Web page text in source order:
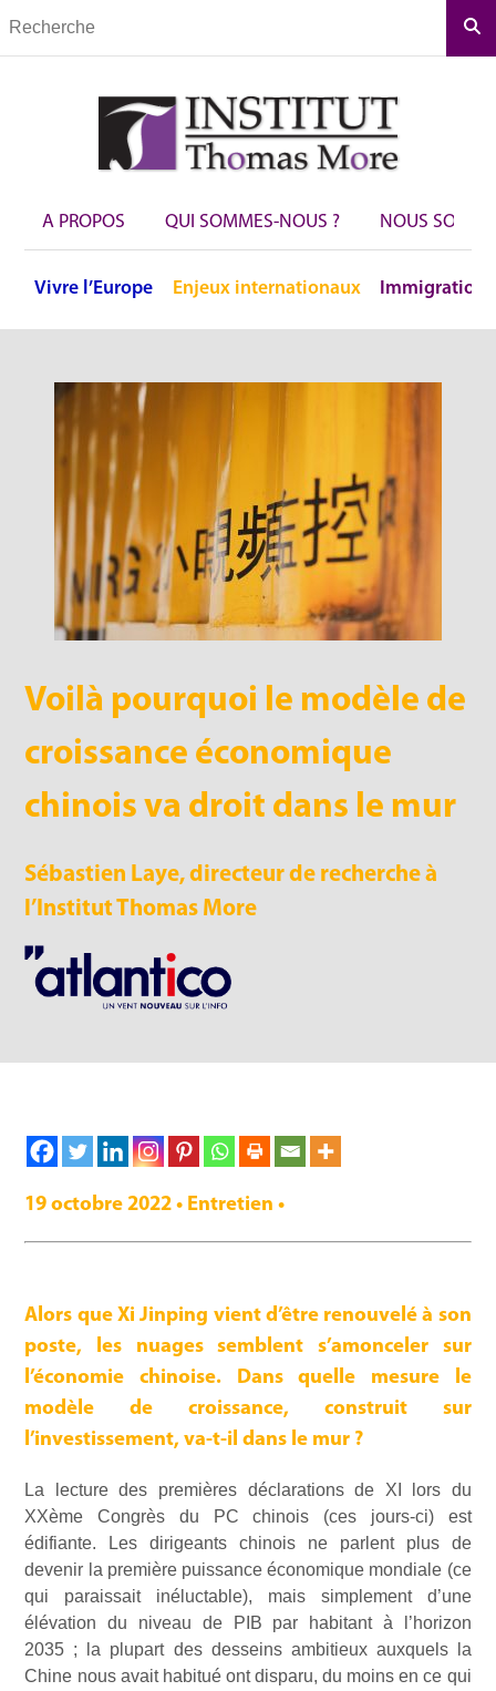
A PROPOS QUI SOMMES-NOUS ? NOUS
Vivre l’Europe Enjeux internationaux Immigration
Voilà pourquoi le modèle de
croissance économique
chinois va droit dans le mur
Sébastien Laye, directeur de recherche à
l’Institut Thomas More
19 octobre 2022 • Entretien •
Alors que Xi Jinping vient d’être renouvelé à son
poste, les nuages semblent s’amonceler sur
l’économie chinoise. Dans quelle mesure le
modèle de croissance, construit sur
l’investissement, va-t-il dans le mur ?
La lecture des premières déclarations de XI lors du
XXème Congrès du PC chinois (ces jours-ci) est
édifiante. Les dirigeants chinois ne parlent plus de
devenir la première puissance économique mondiale (ce
qui paraissait inéluctable), mais simplement d’une
élévation du niveau de PIB par habitant à l’horizon
2035 ; la plupart des desseins ambitieux auxquels la
Chine nous avait habitué ont disparu, du moins en ce qui